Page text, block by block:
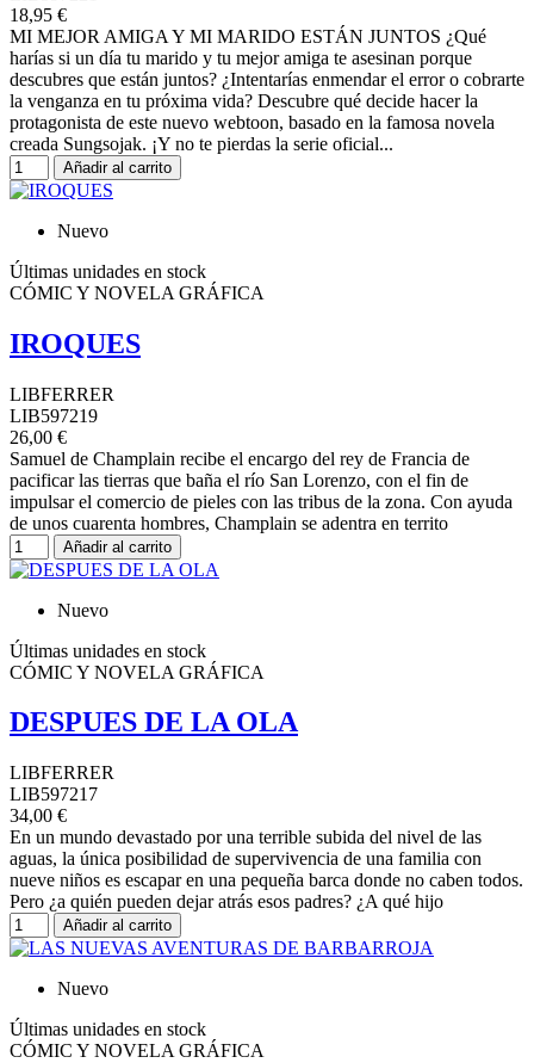
18,95 €
MI MEJOR AMIGA Y MI MARIDO ESTÁN JUNTOS ¿Qué
harías si un día tu marido y tu mejor amiga te asesinan porque
descubres que están juntos? ¿Intentarías enmendar el error o cobrarte
la venganza en tu próxima vida? Descubre qué decide hacer la
protagonista de este nuevo webtoon, basado en la famosa novela
creada Sungsojak. ¡Y no te pierdas la serie oficial...
Añadir al carrito
Nuevo
Últimas unidades en stock
CÓMIC Y NOVELA GRÁFICA
IROQUES
LIBFERRER
LIB597219
26,00 €
Samuel de Champlain recibe el encargo del rey de Francia de
pacificar las tierras que baña el río San Lorenzo, con el fin de
impulsar el comercio de pieles con las tribus de la zona. Con ayuda
de unos cuarenta hombres, Champlain se adentra en territo
Añadir al carrito
Nuevo
Últimas unidades en stock
CÓMIC Y NOVELA GRÁFICA
DESPUES DE LA OLA
LIBFERRER
LIB597217
34,00 €
En un mundo devastado por una terrible subida del nivel de las
aguas, la única posibilidad de supervivencia de una familia con
nueve niños es escapar en una pequeña barca donde no caben todos.
Pero ¿a quién pueden dejar atrás esos padres? ¿A qué hijo
Añadir al carrito
Nuevo
Últimas unidades en stock
CÓMIC Y NOVELA GRÁFICA